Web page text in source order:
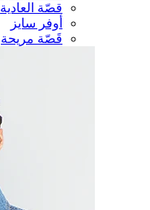
قصّة العادية
أوفر سايز
قَصّة مريحة